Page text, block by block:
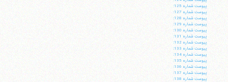
پيوست شماره 125:
پيوست شماره 127:
پيوست شماره 128:
پيوست شماره 129:
پيوست شماره 130:
پيوست شماره 131:
پيوست شماره 132:
پيوست شماره 133:
پيوست شماره 134:
پيوست شماره 135:
پيوست شماره 136:
پيوست شماره 137:
پيوست شماره 138: